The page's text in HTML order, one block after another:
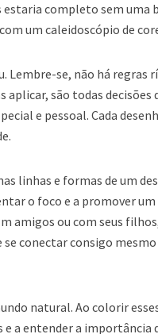
estaria completo sem uma
um caleidoscópio de
Lembre-se, não há regras
aplicar, são todas decisões
e pessoal. Cada
linhas e formas de um
o foco e a promover um
amigos ou com seus
conectar consigo
natural. Ao colorir
e a entender a importância